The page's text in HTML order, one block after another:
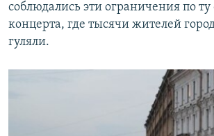
соблюдались эти ограничения по ту
концерта, где тысячи жителей
гуляли.